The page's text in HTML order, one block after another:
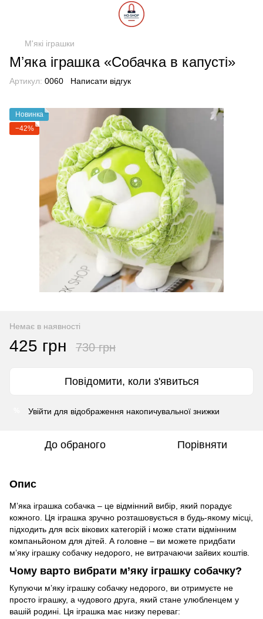
М'які іграшки
Мʼяка іграшка «Собачка в капусті»
Артикул: 0060 Написати відгук
Новинка
−42%
Немає в наявності
425 грн 730 грн
Повідомити, коли з'явиться
Увійти для відображення накопичувальної знижки
До обраного Порівняти
Опис
М’яка іграшка собачка – це відмінний вибір, який порадує
кожного. Ця іграшка зручно розташовується в будь-якому місці,
підходить для всіх вікових категорій і може стати відмінним
компаньйоном для дітей. А головне – ви можете придбати
м’яку іграшку собачку недорого, не витрачаючи зайвих коштів.
Чому варто вибрати м’яку іграшку собачку?
Купуючи м’яку іграшку собачку недорого, ви отримуєте не
просто іграшку, а чудового друга, який стане улюбленцем у
вашій родині. Ця іграшка має низку переваг: